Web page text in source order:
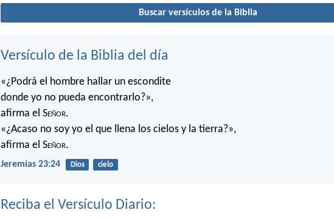
Buscar versículos de la Biblia
Versículo de la Biblia del día
«¿Podrá el hombre hallar un escondite
donde yo no pueda encontrarlo?»,
afirma el Señor.
«¿Acaso no soy yo el que llena los cielos y la tierra?»,
afirma el Señor.
Jeremías 23:24 Dios cielo
Reciba el Versículo Diario: